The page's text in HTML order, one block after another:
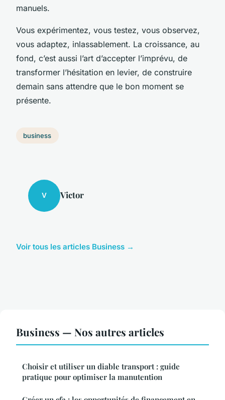
manuels.
Vous expérimentez, vous testez, vous observez,
vous adaptez, inlassablement. La croissance, au
fond, c’est aussi l’art d’accepter l’imprévu, de
transformer l’hésitation en levier, de construire
demain sans attendre que le bon moment se
présente.
business
V Victor
Voir tous les articles Business →
Business — Nos autres articles
Choisir et utiliser un diable transport : guide
pratique pour optimiser la manutention